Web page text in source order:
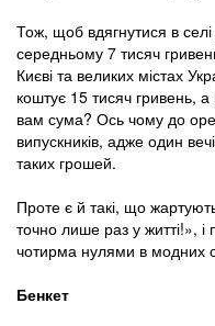
Тож, щоб вдягнутися в
середньому 7 тисяч
Києві та великих містах
коштує 15 тисяч гривень,
вам сума? Ось чому до
випускників, адже один
таких грошей.
Проте є й такі, що
точно лише раз у житті!»,
чотирма нулями в модних
Бенкет